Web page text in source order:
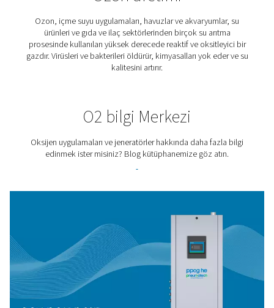
Biyogaz Üretimi
Biyogaz, yenilenebilir bir enerji kaynağıdır. Ev veya
yeşil yakıta dönüştürerek üretilir. Oksijen, bu süreçte